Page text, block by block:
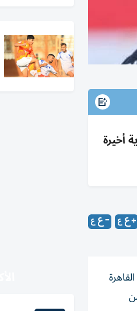
تكتيكات قبل مونديال 2026؛ قائمة 27 تُقلص لـ26؛ ودية أخيرة